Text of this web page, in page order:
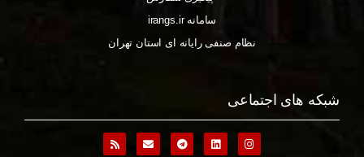
سامانه irangs.ir
نظام صنفی رایانه ای استان تهران
شبکه های اجتماعی